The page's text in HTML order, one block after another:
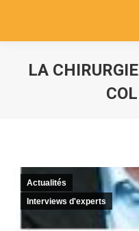
LA
Actualités
Interviews d'experts